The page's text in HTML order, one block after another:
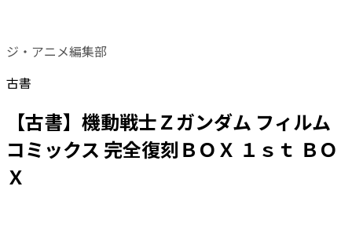
ジ・アニメ編集部
古書
【古書】機動戦士Ｚガンダム フィルム
コミックス 完全復刻ＢＯＸ １ｓｔ ＢＯ
Ｘ